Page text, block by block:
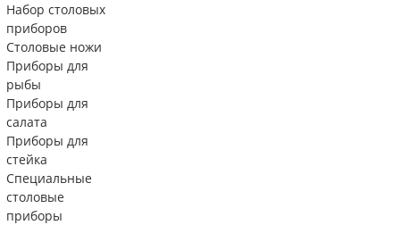
Набор столовых
приборов
Столовые ножи
Приборы для
рыбы
Приборы для
салата
Приборы для
стейка
Специальные
столовые
приборы